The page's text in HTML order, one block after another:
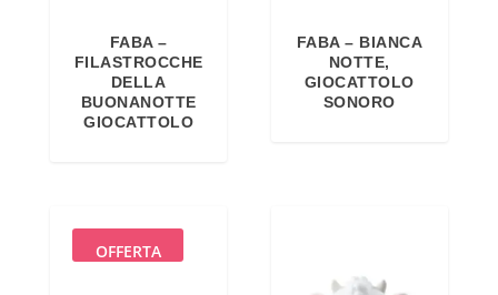
FABA –
FILASTROCCHE
DELLA
BUONANOTTE
GIOCATTOLO
FABA – BIANCA
NOTTE,
GIOCATTOLO
SONORO
OFFERTA